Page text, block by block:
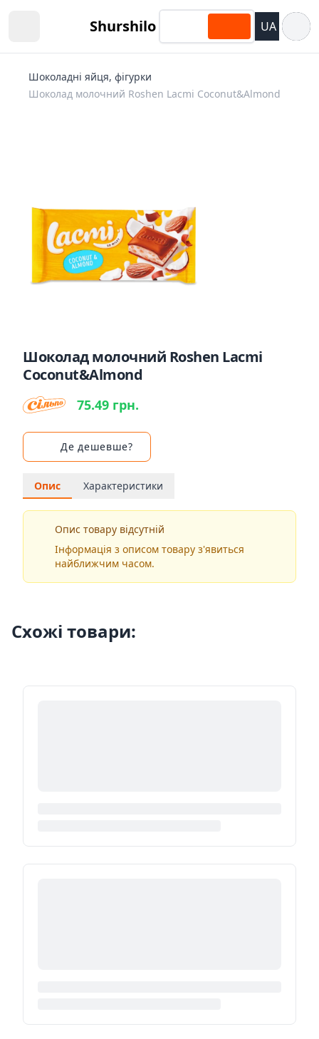
Shurshilo UA
Шоколадні яйця, фігурки
Шоколад молочний Roshen Lacmi Coconut&Almond
Шоколад молочний Roshen Lacmi
Coconut&Almond
75.49 грн.
Де дешевше?
Опис Характеристики
Опис товару відсутній
Інформація з описом товару з'явиться
найближчим часом.
Схожі товари: